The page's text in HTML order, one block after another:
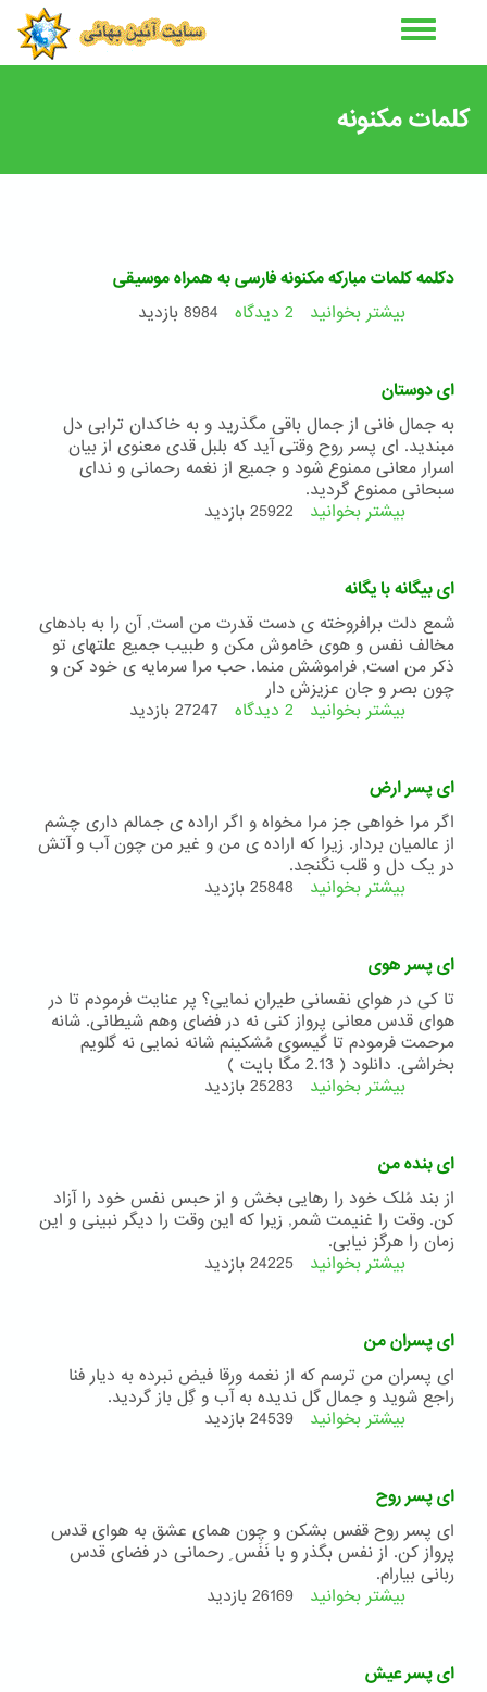
کلمات مکنونه
دکلمه کلمات مبارکه مکنونه فارسی به همراه موسیقی
بیشتر بخوانید درباره
فارسی
به
همراه
موسیقی
2 دیدگاه 8984 بازدید
ای دوستان
به جمال فانی از جمال باقی مگذرید و به خاکدان ترابی دل
مبندید. ای پسر روح وقتی آید که بلبل قدی معنوی از بیان
اسرار معانی ممنوع شود و جمیع از نغمه رحمانی و ندای
سبحانی ممنوع گردید.
بیشتر بخوانید درباره
25922 بازدید
ای بیگانه با یگانه
شمع دلت برافروخته ی دست قدرت من است, آن را به بادهای
مخالف نفس و هوی خاموش مکن و طبیب جمیع علتهای تو
ذکر من است, فراموشش منما. حب مرا سرمایه ی خود کن و
چون بصر و جان عزیزش دار
بیشتر بخوانید درباره
2 دیدگاه 27247 بازدید
ای پسر ارض
اگر مرا خواهی جز مرا مخواه و اگر اراده ی جمالم داری چشم
از عالمیان بردار. زیرا که اراده ی من و غیر من چون آب و آتش
در یک دل و قلب نگنجد.
بیشتر بخوانید درباره
25848 بازدید
ای پسر هوی
تا کی در هوای نفسانی طیران نمایی؟ پر عنایت فرمودم تا در
هوای قدس معانی پرواز کنی نه در فضای وهم شیطانی. شانه
مرحمت فرمودم تا گیسوی مُشکینم شانه نمایی نه گلویم
بخراشی. دانلود ( 2.13 مگا بایت )
بیشتر بخوانید درباره
25283 بازدید
ای بنده من
از بند مُلک خود را رهایی بخش و از حبس نفس خود را آزاد
کن. وقت را غنیمت شمر, زیرا که این وقت را دیگر نبینی و این
زمان را هرگز نیابی.
بیشتر بخوانید درباره
24225 بازدید
ای پسران من
ای پسران من ترسم كه از نغمه ورقا فیض نبرده به دیار فنا
راجع شوید و جمال گل ندیده به آب و گِل باز گردید.
بیشتر بخوانید درباره
24539 بازدید
ای پسر روح
ای پسر روح قفس بشكن و چون همای عشق به هوای قدس
پرواز كن. از نفس بگذر و با نَفَس ِ رحمانی در فضای قدس
ربانی بیارام.
بیشتر بخوانید درباره
26169 بازدید
ای پسر عیش